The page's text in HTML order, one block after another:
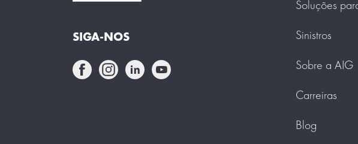
SIGA-NOS
Soluções
Sinistros
Sobre a AIG
Carreiras
Blog